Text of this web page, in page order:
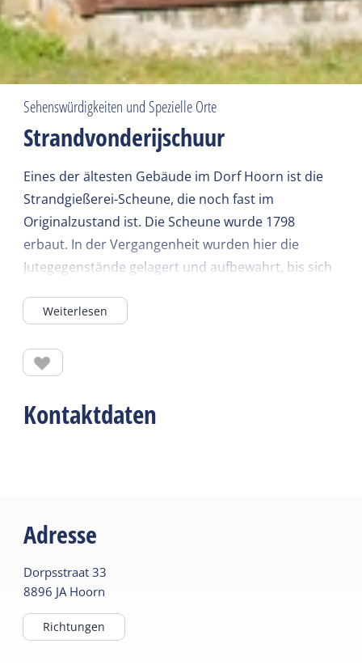
Sehenswürdigkeiten und Spezielle Orte
Strandvonderijschuur
Eines der ältesten Gebäude im Dorf Hoorn ist die
Strandgießerei-Scheune, die noch fast im
Originalzustand ist. Die Scheune wurde 1798
erbaut. In der Vergangenheit wurden hier die
Jutegegenstände gelagert und aufbewahrt, bis sich
geschah, forderte der Strandsammler in der Regel
Lagerplatz für alle Vereine auf Ost-Terschelling.
Weiterlesen
Kontaktdaten
Adresse
Dorpsstraat 33
8896 JA Hoorn
Richtungen